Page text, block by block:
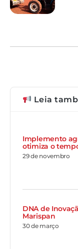
Leia
Implemento
otimiza o
29 de novembro
DNA de
Marispan
30 de março